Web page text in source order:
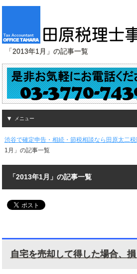
「2013年1月」の記事一覧
メニュー
渋谷で確定申告・相続・節税相談なら田原太二
1月」の記事一覧
「2013年1月」の記事一覧
自宅を売却して得した場合、